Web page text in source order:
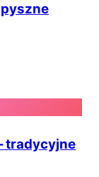
tradycyjne